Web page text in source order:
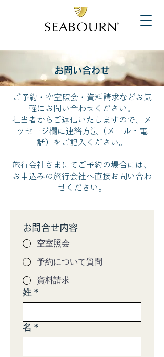
お問い合わせ
ご予約・空室照会・資料請求などお気
軽にお問い合わせください。
担当者からご返信いたしますので、メ
ッセージ欄に連絡方法（メール・電
話）をご記入ください。
旅行会社さまにてご予約の場合には、
お申込みの旅行会社へ直接お問い合わ
せください。
お問合せ内容
空室照会
予約について質問
資料請求
姓 *
名 *